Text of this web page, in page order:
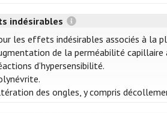
indésirables
les effets indésirables associés à la
de la perméabilité
d’hypersensibilité.
des ongles, y compris